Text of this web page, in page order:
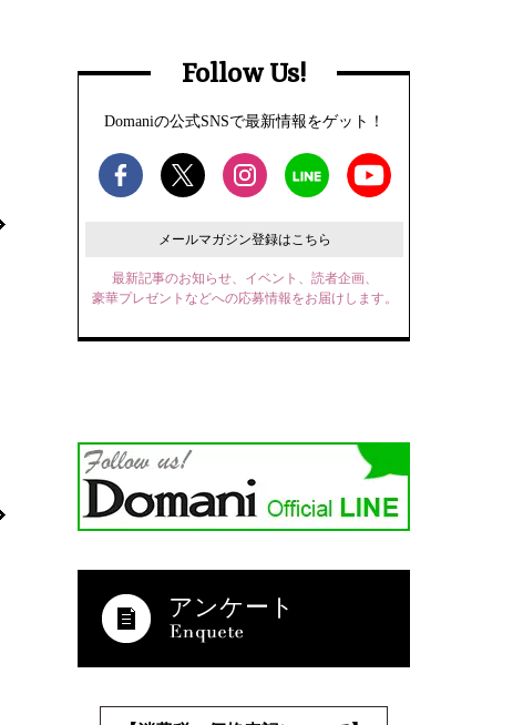
Follow Us!
Domaniの公式SNSで最新情報をゲット！
メールマガジン登録はこちら
最新記事のお知らせ、イベント、読者企画、
豪華プレゼントなどへの応募情報をお届けします。
アンケート